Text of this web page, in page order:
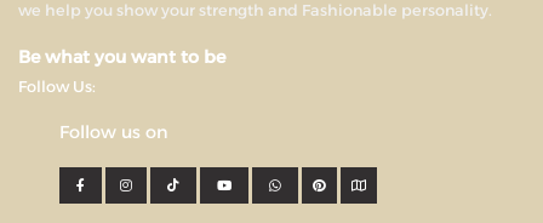
we help you show your strength and Fashionable personality.
Be what you want to be
Follow Us:
Follow us on